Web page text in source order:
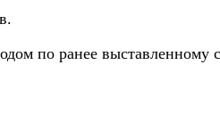
по ранее